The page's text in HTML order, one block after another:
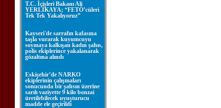
T.C. İçişleri Bakanı Ali
YERLİKAYA; “FETÖ’cüleri
Tek Tek Yakalıyoruz”
Kayseri'de sarrafın kafasına
taşla vurarak kuyumcuyu
soymaya kalkışan kadın şahıs,
polis ekiplerince yakalanarak
gözaltına alındı
Eskişehir’de NARKO
ekiplerinin çalışmaları
sonucunda bir şahsın üzerine
sarılı vaziyette 9 kilo bonzai
üretilebilecek uyuşturucu
madde ele geçirildi